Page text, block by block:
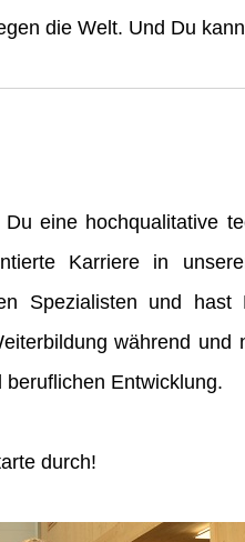
die Welt. Und Du
eine hochqualitative
Karriere in
Spezialisten und
während
Entwicklung.
durch!